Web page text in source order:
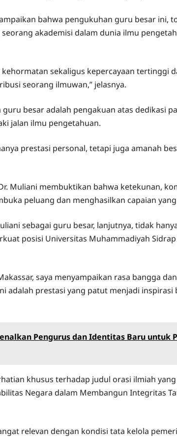
bahwa pengukuhan guru besar ini,
akademisi dalam dunia ilmu
sekaligus kepercayaan tertinggi
seorang ilmuwan,” jelasnya.
besar adalah pengakuan atas dedikasi
jalan ilmu pengetahuan.
prestasi personal, tetapi juga amanah
Muliani membuktikan bahwa ketekunan,
peluang dan menghasilkan capaian
sebagai guru besar, lanjutnya, tidak
posisi Universitas Muhammadiyah
saya menyampaikan rasa bangga
adalah prestasi yang patut menjadi inspirasi
Pengurus dan Identitas Baru untuk
khusus terhadap judul orasi ilmiah
Negara dalam Membangun Integritas
relevan dengan kondisi tata kelola